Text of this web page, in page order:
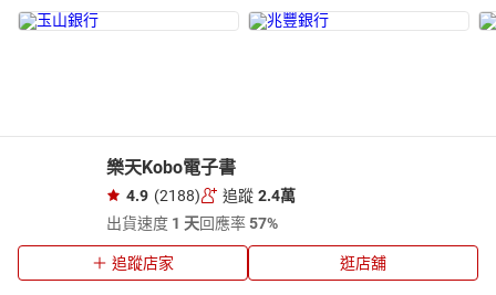
樂天Kobo電子書
4.9 (2188) 追蹤 2.4萬
出貨速度 1 天回應率57%
追蹤店家 逛店舖